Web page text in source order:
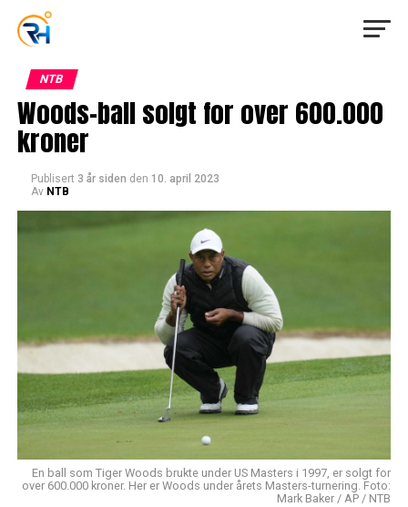
NTB
Woods-ball solgt for over 600.000
kroner
Publisert 3 år siden den 10. april 2023
Av NTB
En ball som Tiger Woods brukte under US Masters i 1997, er solgt for
over 600.000 kroner. Her er Woods under årets Masters-turnering. Foto:
Mark Baker / AP / NTB